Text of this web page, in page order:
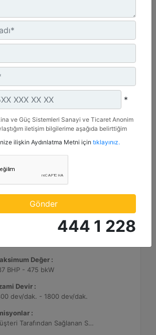
Devir :
dev/dak. - 1800 dev/dak.
%2 O2 Emisyon Değeri: Yalnızca İhracat
Detay Teklif Al
Değer :
BHP - 475 bkW
Devir :
dev/dak. - 1800 dev/dak.
:
Müşteri Tarafından Sağlanan SCR Atık Arıtma ile NSPS Saha Uyumluluğuna Sahiptir
*
ve Güç Sistemleri Sanayi ve Ticaret Anonim
iletişim bilgilerime aşağıda belirttiğim
izin veriyorum.
ilişkin Aydınlatma Metni için tıklayınız.
Gönder
444 1 228